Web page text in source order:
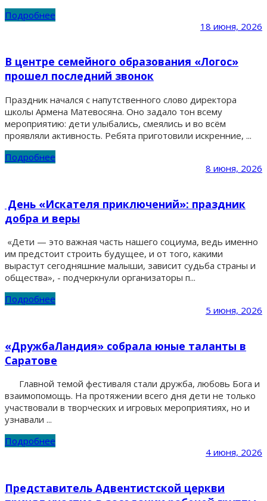
Подробнее
18 июня, 2026
В центре семейного образования «Логос»
прошел последний звонок
Праздник начался с напутственного слово директора
школы Армена Матевосяна. Оно задало тон всему
мероприятию: дети улыбались, смеялись и во всём
проявляли активность. Ребята приготовили искренние, ...
Подробнее
8 июня, 2026
День «Искателя приключений»: праздник
добра и веры
«Дети — это важная часть нашего социума, ведь именно
им предстоит строить будущее, и от того, какими
вырастут сегодняшние малыши, зависит судьба страны и
общества», - подчеркнули организаторы п...
Подробнее
5 июня, 2026
«ДружбаЛандия» собрала юные таланты в
Саратове
Главной темой фестиваля стали дружба, любовь Бога и
взаимопомощь. На протяжении всего дня дети не только
участвовали в творческих и игровых мероприятиях, но и
узнавали ...
Подробнее
4 июня, 2026
Представитель Адвентистской церкви